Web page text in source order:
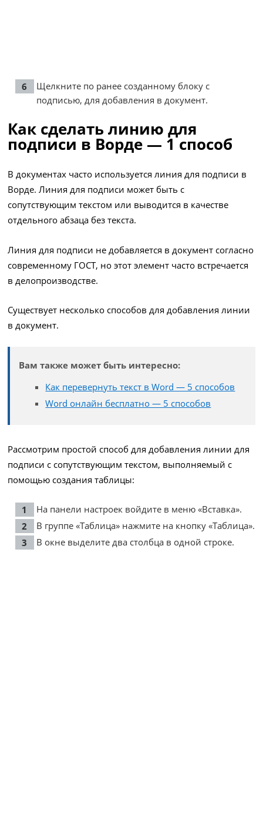
Щелкните по ранее созданному блоку с
подписью, для добавления в документ.
Как сделать линию для
подписи в Ворде — 1 способ
В документах часто используется линия для подписи в
Ворде. Линия для подписи может быть с
сопутствующим текстом или выводится в качестве
отдельного абзаца без текста.
Линия для подписи не добавляется в документ согласно
современному ГОСТ, но этот элемент часто встречается
в делопроизводстве.
Существует несколько способов для добавления линии
в документ.
Вам также может быть интересно:
Как перевернуть текст в Word — 5 способов
Word онлайн бесплатно — 5 способов
Рассмотрим простой способ для добавления линии для
подписи с сопутствующим текстом, выполняемый с
помощью создания таблицы:
На панели настроек войдите в меню «Вставка».
В группе «Таблица» нажмите на кнопку «Таблица».
В окне выделите два столбца в одной строке.